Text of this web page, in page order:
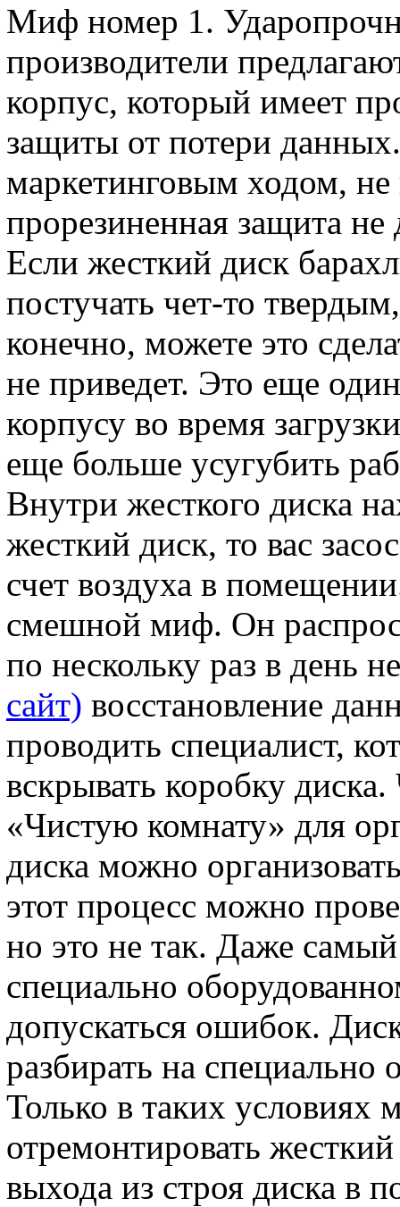
Миф номер 1.
производители
корпус, который имеет
защиты от потери
маркетинговым ходом,
прорезиненная защита
Если жесткий диск
постучать чет-то
конечно, можете это
не приведет. Это еще
корпусу во время
еще больше усугубить
Внутри жесткого диска
жесткий диск, то вас
счет воздуха в
смешной миф. Он
по нескольку раз в день
сайт) восстановление
проводить специалист,
вскрывать коробку
«Чистую комнату» для
диска можно
этот процесс можно
но это не так. Даже
специально
допускаться ошибок.
разбирать на специально
Только в таких условиях
отремонтировать
выхода из строя диска в